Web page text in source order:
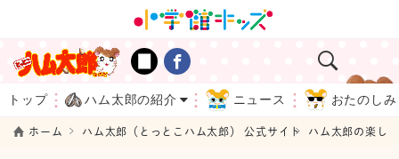
トップ ハム太郎の紹介 ニュース おたのしみ
ホーム ハム太郎（とっとこハム太郎） 公式サイト ハム太郎の楽し